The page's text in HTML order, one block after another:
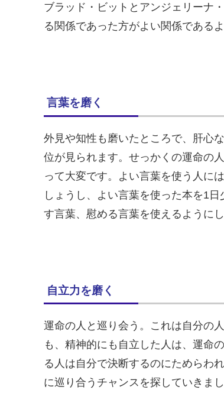
ブラッド・ビットとアンジェリーナ
る関係であった方がよい関係である
言葉を磨く
外見や知性も磨いたところで、肝心
位が見られます。せっかくの運命の
って大変です。よい言葉を使う人に
しょうし、よい言葉を使った本を1
す言葉、慰める言葉を使えるように
自立力を磨く
運命の人と巡り会う。これは自分の
も、精神的にも自立した人は、運命
る人は自分で決断するのにためらわ
に巡り合うチャンスを探していきまし